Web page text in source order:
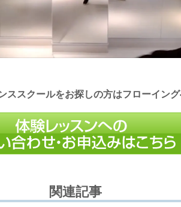
ススクールをお探しの方はフローイン
関連記事